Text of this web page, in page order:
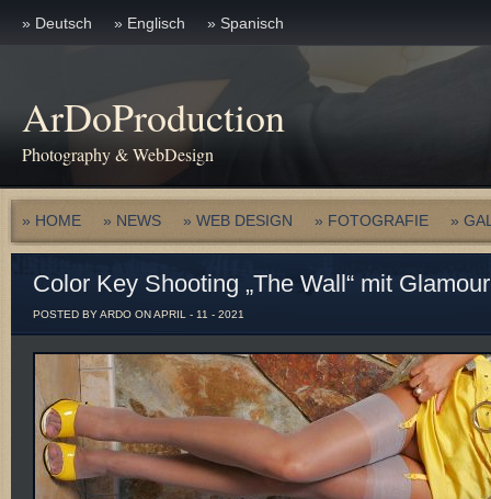
» Deutsch » Englisch » Spanisch
ArDoProduction
Photography & WebDesign
» HOME » NEWS » WEB DESIGN » FOTOGRAFIE »
Color Key Shooting „The Wall“ mit
POSTED BY ARDO ON APRIL - 11 - 2021